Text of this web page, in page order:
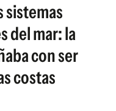
sistemas
del mar: la
con ser
costas